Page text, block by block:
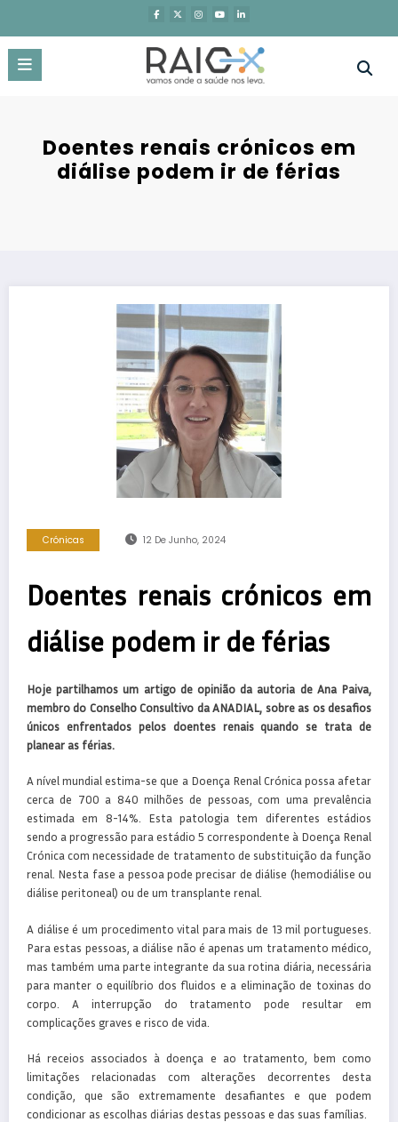
o
conteúdo
Doentes renais crónicos em
diálise podem ir de férias
Crónicas 12 De Junho, 2024
Doentes renais crónicos em
diálise podem ir de férias
Hoje partilhamos um artigo de opinião da autoria de Ana Paiva,
membro do Conselho Consultivo da ANADIAL, sobre as os desafios
únicos enfrentados pelos doentes renais quando se trata de
planear as férias.
A nível mundial estima-se que a Doença Renal Crónica possa afetar
cerca de 700 a 840 milhões de pessoas, com uma prevalência
estimada em 8-14%. Esta patologia tem diferentes estádios
sendo a progressão para estádio 5 correspondente à Doença Renal
Crónica com necessidade de tratamento de substituição da função
renal. Nesta fase a pessoa pode precisar de diálise (hemodiálise ou
diálise peritoneal) ou de um transplante renal.
A diálise é um procedimento vital para mais de 13 mil portugueses.
Para estas pessoas, a diálise não é apenas um tratamento médico,
mas também uma parte integrante da sua rotina diária, necessária
para manter o equilíbrio dos fluidos e a eliminação de toxinas do
corpo. A interrupção do tratamento pode resultar em
complicações graves e risco de vida.
Há receios associados à doença e ao tratamento, bem como
limitações relacionadas com alterações decorrentes desta
condição, que são extremamente desafiantes e que podem
condicionar as escolhas diárias destas pessoas e das suas famílias.